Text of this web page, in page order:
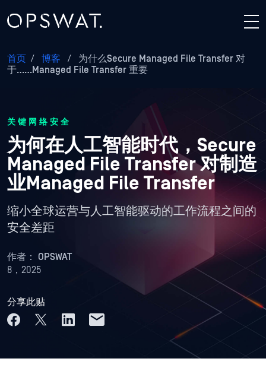
首页 / 博客 /
为什么Secure Managed File Transfer 对
于……Managed File Transfer 重要
关键网络安全
为何在人工智能时代，Secure
Managed File Transfer 对制造
业Managed File Transfer
缩小全球运营与人工智能驱动的工作流程之间的
安全差距
作者： OPSWAT
8，2025
分享此贴